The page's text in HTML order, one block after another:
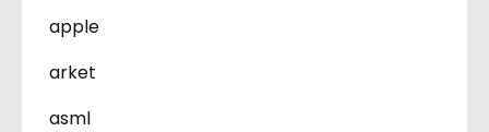
apple
arket
asml